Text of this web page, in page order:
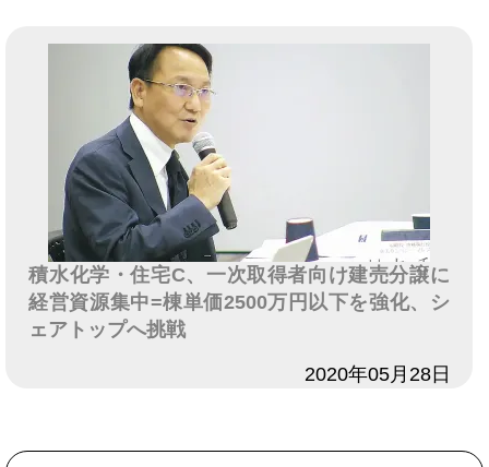
積水化学・住宅C、一次取得者向け建売分譲に
経営資源集中=棟単価2500万円以下を強化、シ
ェアトップへ挑戦
2020年05月28日